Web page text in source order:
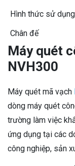
Hình thức sử dụng
Chân đế
Máy quét
NVH300
Máy quét mã vạch
dòng máy quét
trường làm việc
ứng dụng tại các
công nghiệp, sản